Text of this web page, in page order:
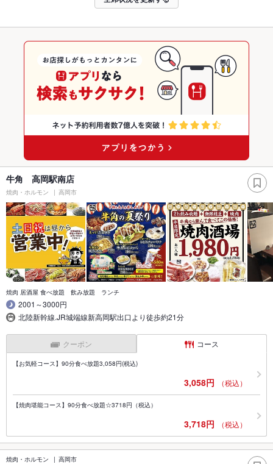
牛角 高岡駅南店
焼肉・ホルモン 高岡市
焼肉 居酒屋 食べ放題 飲み放題 ランチ
2001～3000円
北陸新幹線.JR城端線新高岡駅出口より徒歩約21分
クーポン コース
【お気軽コース】90分食べ放題3,058円(税込)
3,058円 （税込）
【焼肉堪能コース】90分食べ放題☆3718円（税込）
3,718円 （税込）
焼肉・ホルモン 高岡市